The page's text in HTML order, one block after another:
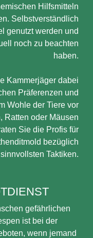
Hilfsmitteln
Selbstverständlich
genutzt werden und
noch zu beachten
haben.
Kammerjäger dabei
Präferenzen und
Wohle der Tiere vor
Ratten oder Mäusen
Sie die Profis für
bezüglich
Taktiken.
gefährlichen
ist bei der
wenn jemand